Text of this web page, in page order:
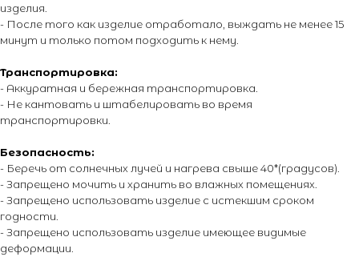
изделия.
- После того как изделие отработало, выждать не менее 15
минут и только потом подходить к нему.
Транспортировка:
- Аккуратная и бережная транспортировка.
- Не кантовать и штабелировать во время
транспортировки.
Безопасность:
- Беречь от солнечных лучей и нагрева свыше 40*(градусов).
- Запрещено мочить и хранить во влажных помещениях.
- Запрещено использовать изделие с истекшим сроком
годности.
- Запрещено использовать изделие имеющее видимые
деформации.
Федерации. Для получения точной информации о стоимости
товаров и услуг, пожалуйста, обращайтесь к менеджерам
компании. Подробнее на отдельной странице.